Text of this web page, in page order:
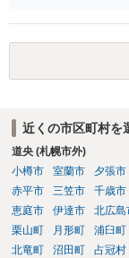
ないと思います。
近くの市区町村を
道央 (札幌市外)
小樽市
室蘭市 夕張市
赤平市
三笠市 千歳市
恵庭市
伊達市 北広島
栗山町
月形町 浦臼町
北竜町
沼田町 占冠村